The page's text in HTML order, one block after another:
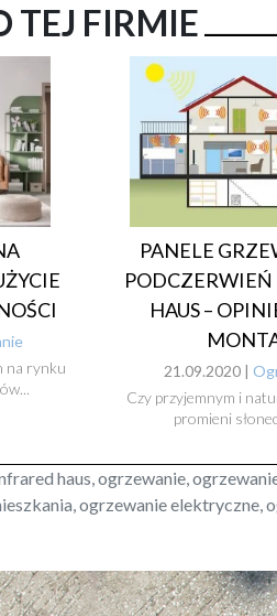
TEJ FIRMIE
na rynku
PANELE
HAUS –
21.09.2020 |
Czy przyjemnym i
promieni
haus, ogrzewanie,
ogrzewanie elektryczne,